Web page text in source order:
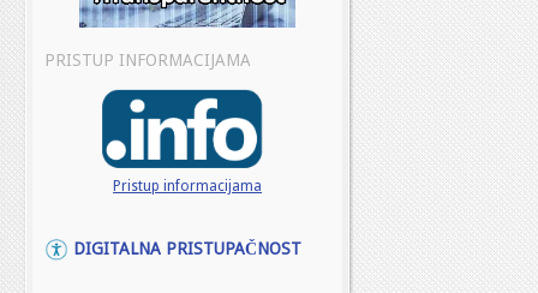
PRISTUP INFORMACIJAMA
Pristup informacijama
DIGITALNA PRISTUPAČNOST